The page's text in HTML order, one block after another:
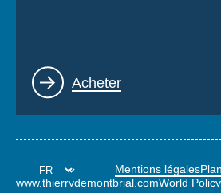
Lien
Acheter
Mentions légales
www.thierrydemontbrial.comWorld